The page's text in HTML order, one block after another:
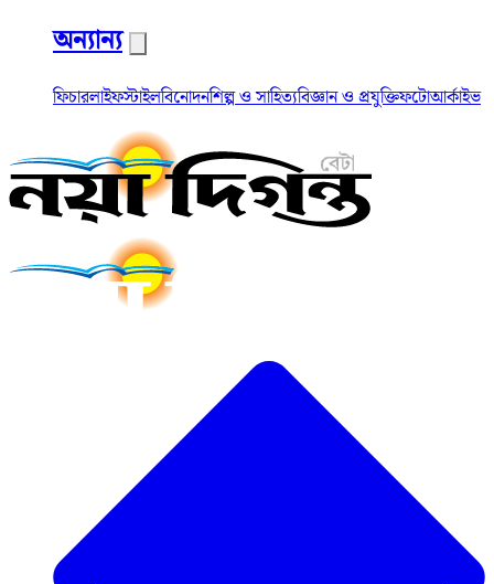
অন্যান্য
ফিচারলাইফস্টাইলবিনোদনশিল্প ও সাহিত্যবিজ্ঞান ও প্রযুক্তিফটোআর্কাইভ